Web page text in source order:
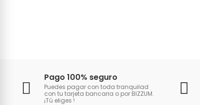
Pago 100% seguro
Puedes pagar con toda tranquilad
con tu tarjeta bancaria o por BIZZUM.
¡Tú eliges !